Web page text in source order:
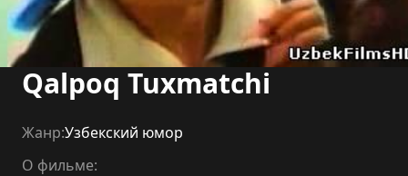
Qalpoq Tuxmatchi
Жанр:Узбекский юмор
О фильме: